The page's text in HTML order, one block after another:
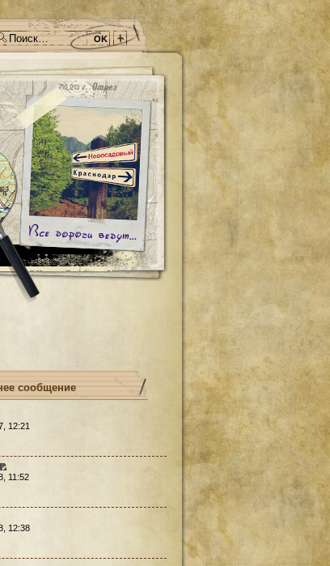
сообщение
12:21
11:52
12:38